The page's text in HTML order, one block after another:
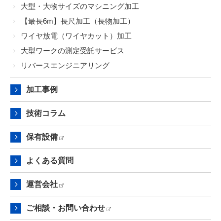
大型・大物サイズのマシニング加工
【最長6m】長尺加工（長物加工）
ワイヤ放電（ワイヤカット）加工
大型ワークの測定受託サービス
リバースエンジニアリング
加工事例
技術コラム
保有設備
よくある質問
運営会社
ご相談・お問い合わせ